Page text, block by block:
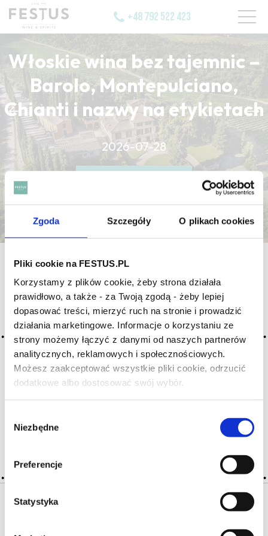
Zgoda Szczegóły O plikach cookies
Pliki cookie na FESTUS.PL
Korzystamy z plików cookie, żeby strona działała
prawidłowo, a także - za Twoją zgodą - żeby lepiej
dopasować treści, mierzyć ruch na stronie i prowadzić
działania marketingowe. Informacje o korzystaniu ze
strony możemy łączyć z danymi od naszych partnerów
analitycznych, reklamowych i społecznościowych.
Możesz zaakceptować wszystkie pliki cookie, odrzucić
dodatkowe albo dostosować swój wybór.
zgody
Niezbędne
Preferencje
Statystyka
Czy masz ukończone 18 lat?
+48 792 522 423
Włoskie wina bez tajemnic –
Barolo, Montepulciano,
Chianti i nazwy na etykietach
2026-07-28
CZYTAJ WIĘCEJ
strona główna / fruits a chair blanche
Archiwum wpisów tagu: fruits a
chair blanche
owoce o białym miąższu
2016-05-10
CZYTAJ WIĘCEJ